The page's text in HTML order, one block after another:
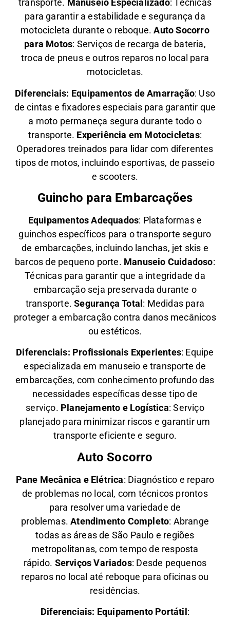
transporte. Manuseio Especializado: Técnicas
para garantir a estabilidade e segurança da
motocicleta durante o reboque.Auto Socorro
para Motos: Serviços de recarga de bateria,
troca de pneus e outros reparos no local para
motocicletas.
Diferenciais: Equipamentos de Amarração: Uso
de cintas e fixadores especiais para garantir que
a moto permaneça segura durante todo o
transporte. Experiência em Motocicletas:
Operadores treinados para lidar com diferentes
tipos de motos, incluindo esportivas, de passeio
e scooters.
Guincho para Embarcações
Equipamentos Adequados: Plataformas e
guinchos específicos para o transporte seguro
de embarcações, incluindo lanchas, jet skis e
barcos de pequeno porte. Manuseio Cuidadoso:
Técnicas para garantir que a integridade da
embarcação seja preservada durante o
transporte.Segurança Total : Medidas para
proteger a embarcação contra danos mecânicos
ou estéticos.
Diferenciais: Profissionais Experientes: Equipe
especializada em manuseio e transporte de
embarcações, com conhecimento profundo das
necessidades específicas desse tipo de
serviço. Planejamento e Logística: Serviço
planejado para minimizar riscos e garantir um
transporte eficiente e seguro.
Auto Socorro
Pane Mecânica e Elétrica: Diagnóstico e reparo
de problemas no local, com técnicos prontos
para resolver uma variedade de
problemas.Atendimento Completo: Abrange
todas as áreas de São Paulo e regiões
metropolitanas, com tempo de resposta
rápido. Serviços Variados: Desde pequenos
reparos no local até reboque para oficinas ou
residências.
Diferenciais: Equipamento Portátil :